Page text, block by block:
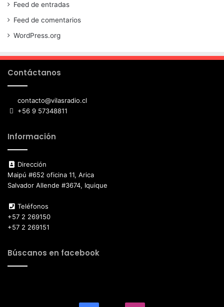
Feed de entradas
Feed de comentarios
WordPress.org
Contáctanos
contacto@vilasradio.cl
+56 9 57348811
Información
Dirección
Maipú #652 oficina 11, Arica
Salvador Allende #3674, Iquique
Teléfonos
+57 2 269150
+57 2 269151
Búscanos en facebook